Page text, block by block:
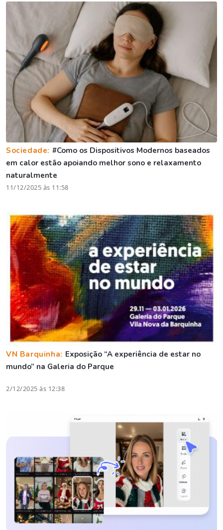
Sociedade: #Como os Dispositivos Modernos baseados
em calor estão apoiando melhor sono e relaxamento
naturalmente
11/12/2025 às 11:58
VN Barquinha: Exposição “A experiência de estar no
mundo” na Galeria do Parque
2/12/2025 às 12:38